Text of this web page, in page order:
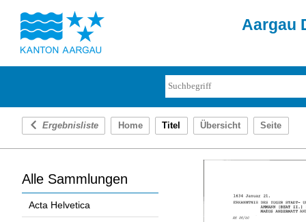
Aargau
Ergebnisliste Home Titel Übersicht Seite
Alle Sammlungen
Acta Helvetica